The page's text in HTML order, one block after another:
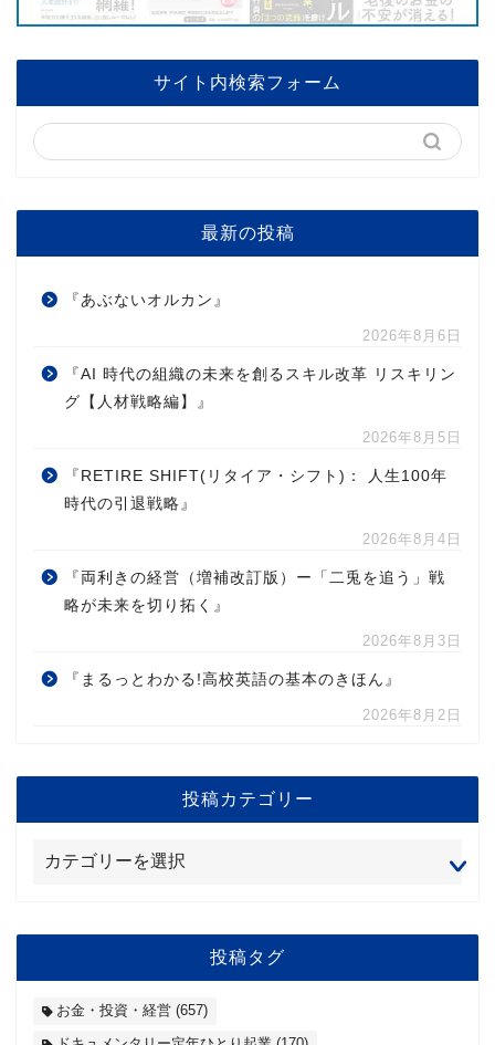
サイト内検索フォーム
最新の投稿
『あぶないオルカン』
2026年8月6日
『AI 時代の組織の未来を創るスキル改革 リスキリン
グ【人材戦略編】』
2026年8月5日
『RETIRE SHIFT(リタイア・シフト)： 人生100年
時代の引退戦略』
2026年8月4日
『両利きの経営（増補改訂版）ー「二兎を追う」戦
略が未来を切り拓く』
2026年8月3日
『まるっとわかる!高校英語の基本のきほん』
2026年8月2日
投稿カテゴリー
投稿タグ
お金・投資・経営 (657)